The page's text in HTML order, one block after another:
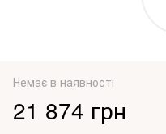
Немає в наявності
21 874 грн